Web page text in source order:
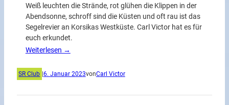
Weiß leuchten die Strände, rot glühen die Klippen in der
Abendsonne, schroff sind die Küsten und oft rau ist das
Segelrevier an Korsikas Westküste. Carl Victor hat es für
euch erkundet.
Weiterlesen →
SR Club 6. Januar 2023vonCarl Victor